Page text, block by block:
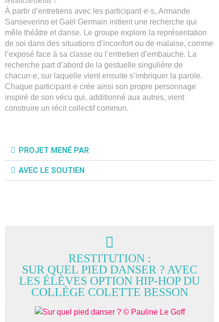
À partir d’entretiens avec les participant·e·s, Armande
Sanseverino et Gaël Germain initient une recherche qui
mêle théâtre et danse. Le groupe explore la représentation
de soi dans des situations d’inconfort ou de malaise, comme
l’exposé face à sa classe ou l’entretien d’embauche. La
recherche part d’abord de la gestuelle singulière de
chacun·e, sur laquelle vient ensuite s’imbriquer la parole.
Chaque participant·e crée ainsi son propre personnage
inspiré de son vécu qui, additionné aux autres, vient
construire un récit collectif commun.
PROJET MENÉ PAR
AVEC LE SOUTIEN
RESTITUTION :
SUR QUEL PIED DANSER ? AVEC
LES ÉLÈVES OPTION HIP-HOP DU
COLLÈGE COLETTE BESSON